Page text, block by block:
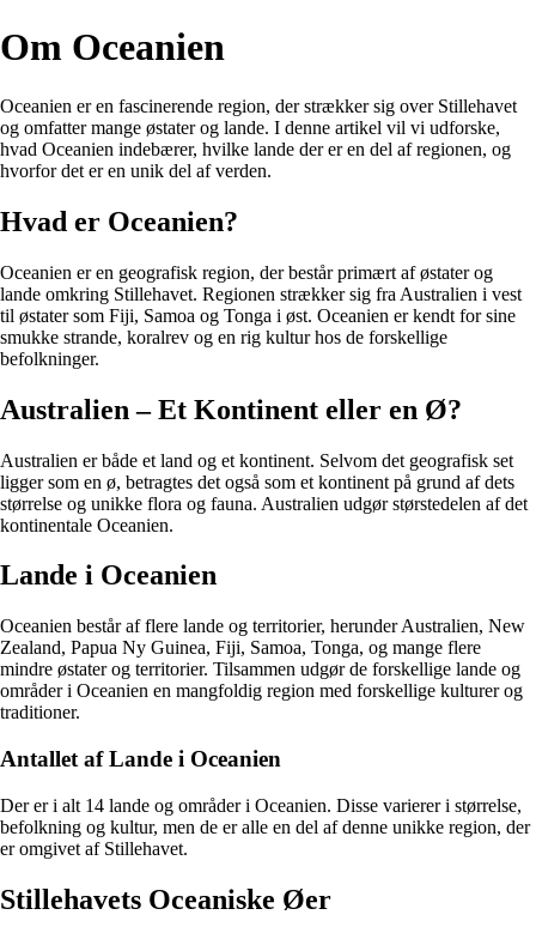
Om Oceanien
Oceanien er en fascinerende region, der strækker sig over Stillehavet
og omfatter mange østater og lande. I denne artikel vil vi udforske,
hvad Oceanien indebærer, hvilke lande der er en del af regionen, og
hvorfor det er en unik del af verden.
Hvad er Oceanien?
Oceanien er en geografisk region, der består primært af østater og
lande omkring Stillehavet. Regionen strækker sig fra Australien i vest
til østater som Fiji, Samoa og Tonga i øst. Oceanien er kendt for sine
smukke strande, koralrev og en rig kultur hos de forskellige
befolkninger.
Australien – Et Kontinent eller en Ø?
Australien er både et land og et kontinent. Selvom det geografisk set
ligger som en ø, betragtes det også som et kontinent på grund af dets
størrelse og unikke flora og fauna. Australien udgør størstedelen af det
kontinentale Oceanien.
Lande i Oceanien
Oceanien består af flere lande og territorier, herunder Australien, New
Zealand, Papua Ny Guinea, Fiji, Samoa, Tonga, og mange flere
mindre østater og territorier. Tilsammen udgør de forskellige lande og
områder i Oceanien en mangfoldig region med forskellige kulturer og
traditioner.
Antallet af Lande i Oceanien
Der er i alt 14 lande og områder i Oceanien. Disse varierer i størrelse,
befolkning og kultur, men de er alle en del af denne unikke region, der
er omgivet af Stillehavet.
Stillehavets Oceaniske Øer